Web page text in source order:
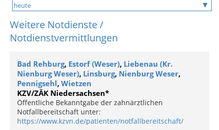
Weitere Notdienste /
Notdienstvermittlungen
Bad Rehburg, Estorf (Weser), Liebenau (Kr.
Nienburg Weser), Linsburg, Nienburg Weser,
Pennigsehl, Wietzen
KZV/ZÄK Niedersachsen*
Öffentliche Bekanntgabe der zahnärztlichen
Notfallbereitschaft unter:
https://www.kzvn.de/patienten/notfallbereitschaft/